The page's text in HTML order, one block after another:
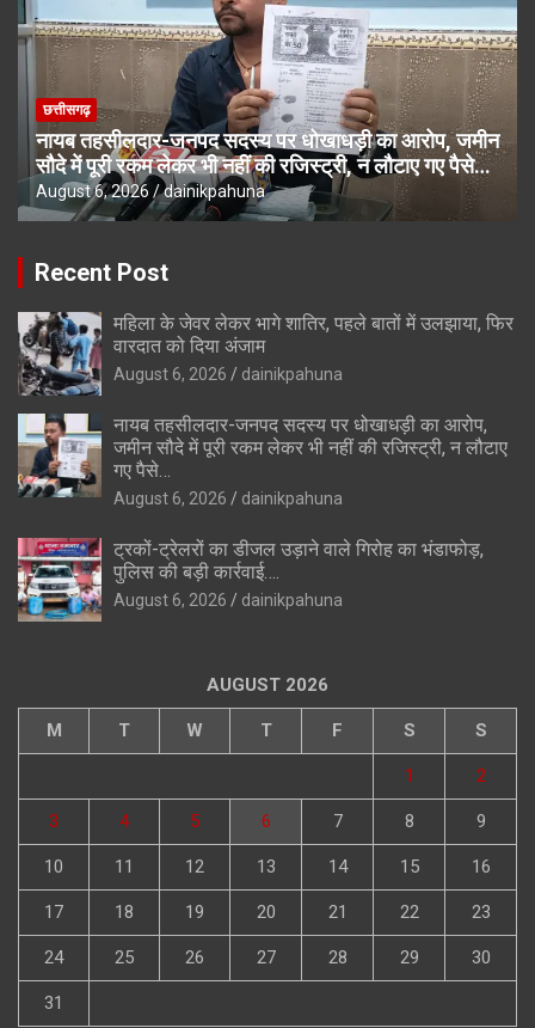
छत्तीसगढ़
नायब तहसीलदार-जनपद सदस्य पर धोखाधड़ी का आरोप, जमीन
सौदे में पूरी रकम लेकर भी नहीं की रजिस्ट्री, न लौटाए गए पैसे…
August 6, 2026 dainikpahuna
Recent Post
महिला के जेवर लेकर भागे शातिर, पहले बातों में उलझाया, फिर
वारदात को दिया अंजाम
August 6, 2026 dainikpahuna
नायब तहसीलदार-जनपद सदस्य पर धोखाधड़ी का आरोप,
जमीन सौदे में पूरी रकम लेकर भी नहीं की रजिस्ट्री, न लौटाए
गए पैसे…
August 6, 2026 dainikpahuna
ट्रकों-ट्रेलरों का डीजल उड़ाने वाले गिरोह का भंडाफोड़,
पुलिस की बड़ी कार्रवाई….
August 6, 2026 dainikpahuna
AUGUST 2026
M T W T F S S
1 2
3 4 5 6 7 8 9
10 11 12 13 14 15 16
17 18 19 20 21 22 23
24 25 26 27 28 29 30
31